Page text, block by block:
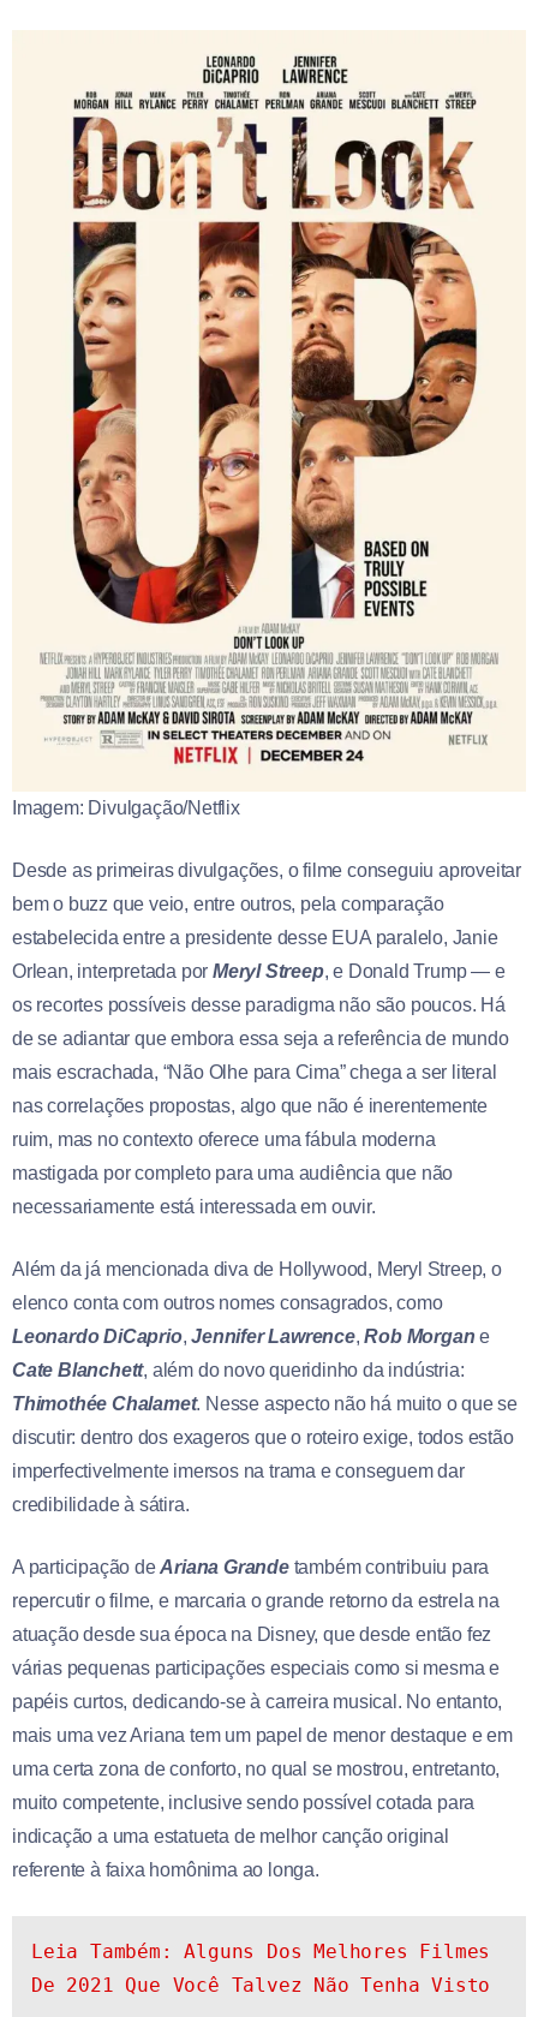
Imagem: Divulgação/Netflix
Desde as primeiras divulgações, o filme conseguiu aproveitar
bem o buzz que veio, entre outros, pela comparação
estabelecida entre a presidente desse EUA paralelo, Janie
Orlean, interpretada porMeryl Streep, e Donald Trump — e
os recortes possíveis desse paradigma não são poucos. Há
de se adiantar que embora essa seja a referência de mundo
mais escrachada, “Não Olhe para Cima” chega a ser literal
nas correlações propostas, algo que não é inerentemente
ruim, mas no contexto oferece uma fábula moderna
mastigada por completo para uma audiência que não
necessariamente está interessada em ouvir.
Além da já mencionada diva de Hollywood, Meryl Streep, o
elenco conta com outros nomes consagrados, como
Leonardo DiCaprio,Jennifer Lawrence,Rob Morgan e
Cate Blanchett, além do novo queridinho da indústria:
Thimothée Chalamet. Nesse aspecto não há muito o que se
discutir: dentro dos exageros que o roteiro exige, todos estão
imperfectivelmente imersos na trama e conseguem dar
credibilidade à sátira.
A participação deAriana Grandetambém contribuiu para
repercutir o filme, e marcaria o grande retorno da estrela na
atuação desde sua época na Disney, que desde então fez
várias pequenas participações especiais como si mesma e
papéis curtos, dedicando-se à carreira musical. No entanto,
mais uma vez Ariana tem um papel de menor destaque e em
uma certa zona de conforto, no qual se mostrou, entretanto,
muito competente, inclusive sendo possível cotada para
indicação a uma estatueta de melhor canção original
referente à faixa homônima ao longa.
Leia Também: Alguns Dos Melhores Filmes
De 2021 Que Você Talvez Não Tenha Visto